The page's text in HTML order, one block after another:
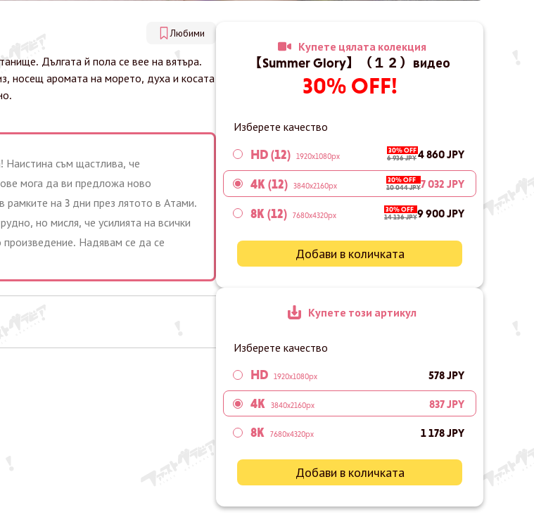
Любими
Дългата й пола се вее на вятъра.
носещ аромата на морето, духа и косата
Наистина съм щастлива, че
мога да ви предложа ново
на 3 дни през лятото в Атами.
но мисля, че усилията на всички
произведение. Надявам се да се
Купете цялата колекция
【Summer Glory】（１２）видео
30% OFF!
Изберете качество
HD (12) 1920x1080px
30% OFF
6 936 JPY4 860 JPY
4K (12) 3840x2160px
30% OFF
10 044 JPY7 032 JPY
8K (12) 7680x4320px
30% OFF
14 136 JPY9 900 JPY
Добави в количката
Купете този артикул
Изберете качество
HD 1920x1080px 578 JPY
4K 3840x2160px 837 JPY
8K 7680x4320px 1 178 JPY
Добави в количката